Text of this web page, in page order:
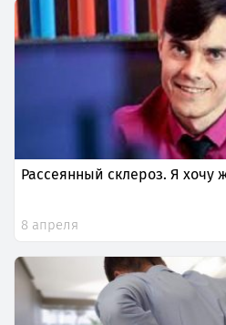
Рассеянный склероз. Я хочу
8 апреля